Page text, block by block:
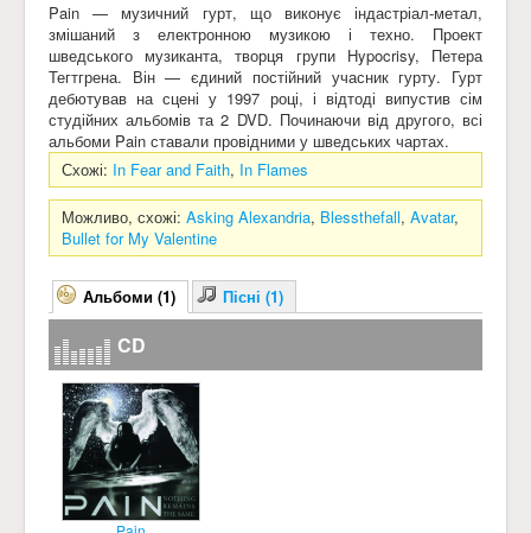
Pain — музичний гурт, що виконує індастріал-метал,
змішаний з електронною музикою і техно. Проект
шведського музиканта, творця групи Hypocrisy, Петера
Тегтгрена. Він — єдиний постійний учасник гурту. Гурт
дебютував на сцені у 1997 році, і відтоді випустив сім
студійних альбомів та 2 DVD. Починаючи від другого, всі
альбоми Pain ставали провідними у шведських чартах.
Схожі: In Fear and Faith, In Flames
Можливо, схожі: Asking Alexandria, Blessthefall, Avatar,
Bullet for My Valentine
Альбоми (1) Пісні (1)
CD